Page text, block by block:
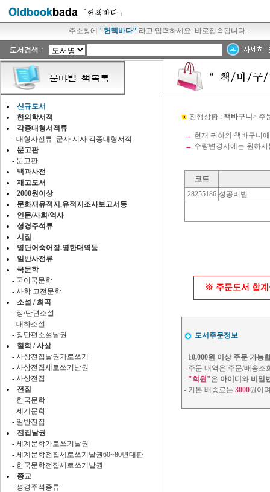
주소창에 "헌책바다" 라고 입력하세요. 바로접속됩니다.
신규도서
한의학서적
각종대형서적류
- 대형사전류 .군사.시사 각종대형서적
문고판
- 문고판
백과사전
재고도서
2000원이상
문화재유적지.유적지조사보고서등
인문/사회/역사
셩경주석류
시집
영단어숙어장.영한대역등
일반사전류
국문학
- 국어국문학
- 사학 고전문학
소설 / 희곡
- 장/단편소설
- 대하소설
- 장단편소설낱권
철학 / 사상
- 사상전집낱권가로쓰기
- 사상전집세로쓰기낟권
- 사상전집
전집
- 한국문학
- 세계문학
- 일반전집
전집낱권
- 세계문학가로쓰기낱권
- 세계문학전집세로쓰기낱권60~80년대판
- 한국문학전집세로쓰기낱권
종교
- 성경주석종류
진행상황 : 책바구니 > 주
→ 현재 귀하의 책바구니
→ 수량변경시에는 원하
코드
28255186 성공비법
※ 주문도서 합계
도서주문정보
- 10,000원 이상 주문 가능
- 주문 내역은 주문/배송조
- "회원"은 아이디 와 비밀
- 기본 배송료는 3000원이